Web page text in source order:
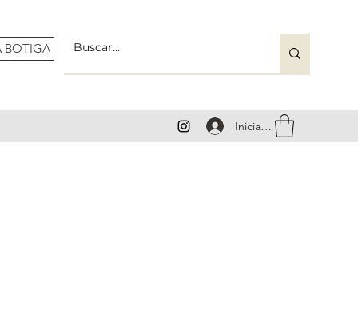
BOTIGA
Inicia la sessió